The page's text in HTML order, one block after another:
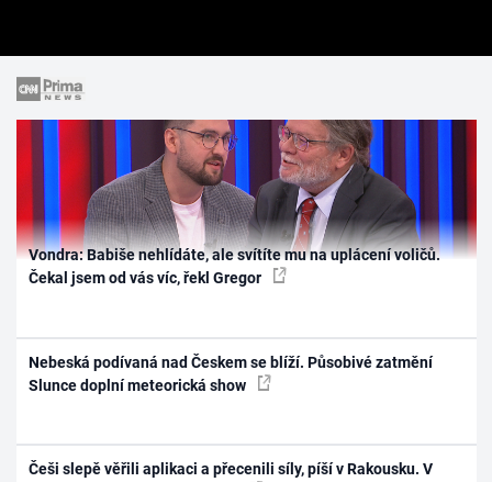
Vondra: Babiše nehlídáte, ale svítíte mu na uplácení voličů.
Čekal jsem od vás víc, řekl Gregor
Nebeská podívaná nad Českem se blíží. Působivé zatmění
Slunce doplní meteorická show
Češi slepě věřili aplikaci a přecenili síly, píší v Rakousku. V